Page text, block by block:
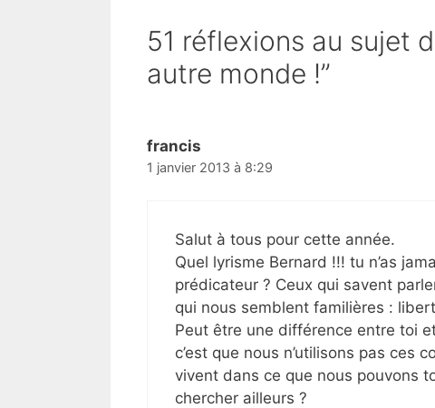
51 réflexions au sujet
autre monde !”
francis
1 janvier 2013 à 8:29
Salut à tous pour cette année.
Quel lyrisme Bernard !!! tu n’as
prédicateur ? Ceux qui savent
qui nous semblent familières :
Peut être une différence entre toi
c’est que nous n’utilisons pas ces
vivent dans ce que nous pouvons
chercher ailleurs ?